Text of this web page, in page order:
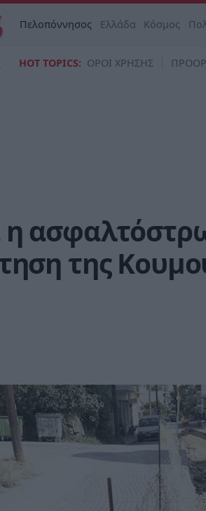
Πελοπόννησος Ελλάδα Κόσμος
HOT TOPICS: ΟΡΟΙ ΧΡΗΣΗΣ
της